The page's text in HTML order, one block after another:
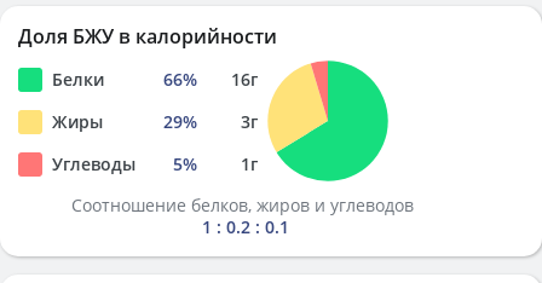
Доля БЖУ в калорийности
Белки 66% 16г
Жиры
29% 3г
Углеводы
5% 1г
Соотношение белков, жиров и углеводов
1 : 0.2 : 0.1